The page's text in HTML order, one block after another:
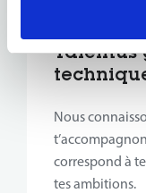
Nous
correspond à
tes ambitions.